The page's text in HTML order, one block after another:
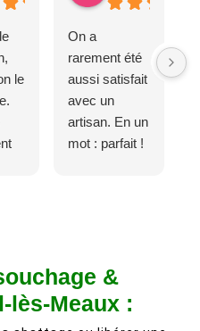
le
en
On a
rarement été
aussi satisfait
avec un
artisan. En un
mot : parfait !
débordait trop
chez les
voisins et
&
lès-Meaux :